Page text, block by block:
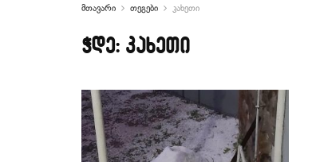
მთავარი თეგები კახეთი
ჭდე: კახეთი